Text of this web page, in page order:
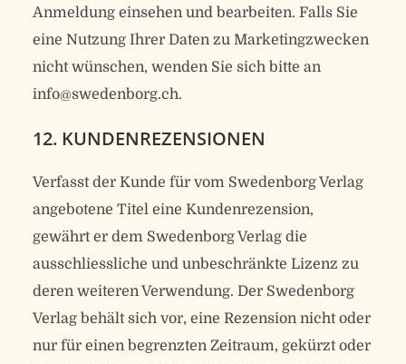
Anmeldung einsehen und bearbeiten. Falls Sie
eine Nutzung Ihrer Daten zu Marketingzwecken
nicht wünschen, wenden Sie sich bitte an
info@swedenborg.ch.
12. KUNDENREZENSIONEN
Verfasst der Kunde für vom Swedenborg Verlag
angebotene Titel eine Kundenrezension,
gewährt er dem Swedenborg Verlag die
ausschliessliche und unbeschränkte Lizenz zu
deren weiteren Verwendung. Der Swedenborg
Verlag behält sich vor, eine Rezension nicht oder
nur für einen begrenzten Zeitraum, gekürzt oder